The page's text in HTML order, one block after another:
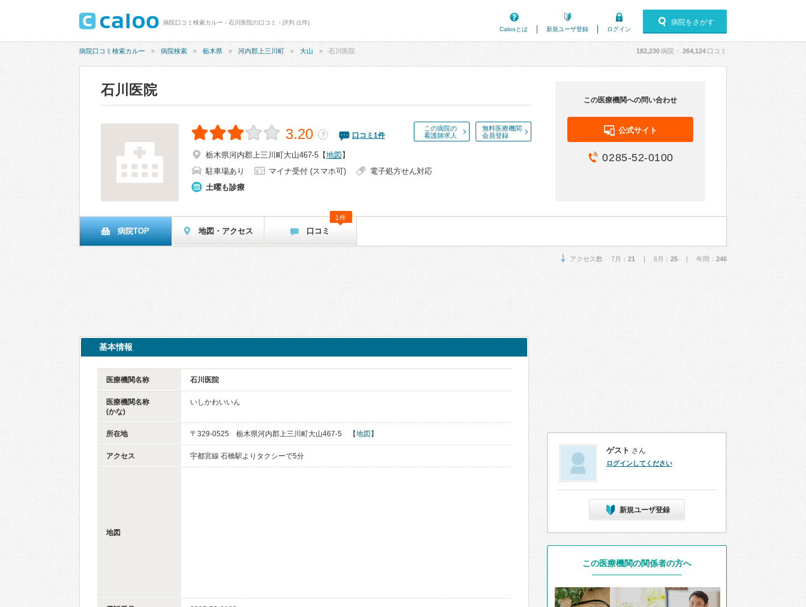
病院口コミ検索カルー - 石川医院の口コミ・評判 (1件)
Calooとは
新規ユーザ登録 ログイン
病院をさがす
病院口コミ検索カルー 病院検索 栃木県 河内郡上三川町 大山 石川医院 182,230病院・ 264,124 口コミ
石川医院
この病院の
看護師求人
無料医療機関
会員登録
3.20 ？ 口コミ 1件
栃木県河内郡上三川町大山467-5 【地図 】
駐車場あり
マイナ受付 (スマホ可)
電子処方せん対応
土曜も診療
この医療機関への問い合わせ
公式サイト
0285-52-0100
病院TOP 地図・アクセス 口コミ
1件
アクセス数 7月： 21 | 6月： 25 | 年間： 246
基本情報
医療機関名称 石川医院
医療機関名称
(かな)
いしかわいいん
所在地 〒329-0525 栃木県河内郡上三川町大山467-5 【地図 】
アクセス 宇都宮線 石橋駅よりタクシーで5分
地図
ゲスト さん
ログインしてください
新規ユーザ登録
この医療機関の関係者の方へ